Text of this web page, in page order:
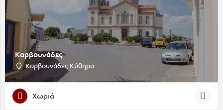
Καρβουνάδες
Καρβουνάδες Κύθηρα
Χωριά